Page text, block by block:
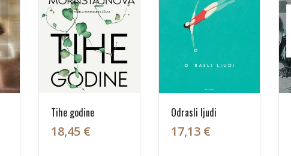
Tihe godine
18,45 €
Odrasli ljudi
17,13 €